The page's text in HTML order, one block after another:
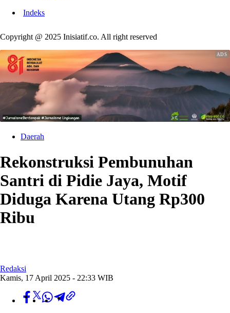
Indeks
Copyright @ 2025 Inisiatif.co. All right reserved
Daerah
Rekonstruksi Pembunuhan
Santri di Pidie Jaya, Motif
Diduga Karena Utang Rp300
Ribu
Redaksi
Kamis, 17 April 2025 - 22:33 WIB